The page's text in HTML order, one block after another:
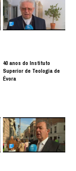
40 anos do Instituto
Superior de Teologia de
Évora